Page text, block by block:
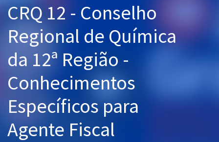
Cursos 20% OFF
Pós
Graduação
OAB
Questões grátis
CRQ 12 - Conselho
Regional de Química
da 12ª Região -
Conhecimentos
Específicos para
Agente Fiscal